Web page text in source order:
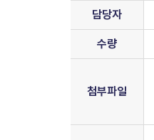
담당자
수량
첨부파일